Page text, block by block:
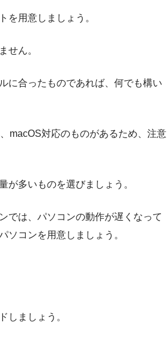
を用意しましょう。
せん。
に合ったものであれば、何でも構い
macOS対応のものがあるため、注意
が多いものを選びましょう。
では、パソコンの動作が遅くなって
ソコンを用意しましょう。
しましょう。